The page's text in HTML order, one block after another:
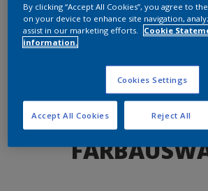
Produkte in diesem
By clicking “Accept All Cookies”, you agree to
on your device to enhance site navigation,
assist in our marketing efforts.
Cookie
information.
Cookies Settings
Reject All
Accept All Cookies